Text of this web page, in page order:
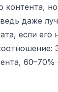
контента,
даже
если его